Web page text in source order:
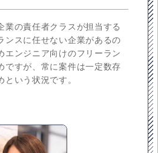
業の責任者クラスが担当する
ンスに任せない企業があるの
エンジニア向けのフリーラン
ですが、常に案件は一定数存
いう状況です。